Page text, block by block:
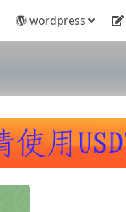
wordpress